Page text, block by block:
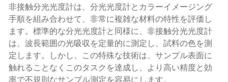
非接触分光光度計は、分光光度計とカラーイメージング
手順を組み合わせて、非常に複雑な材料の特性を評価し
ます。標準的な分光光度計と同様に、非接触分光光度計
は、波長範囲の光吸収を定量的に測定し、試料の色を測
定します。しかし、この特殊な技術は、サンプル表面に
触れることなくこのタスクを達成し、より高い精度と効